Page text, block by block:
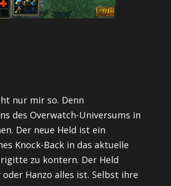
nur mir so. Denn
des Overwatch-Universums in
Der neue Held ist ein
Knock-Back in das aktuelle
zu kontern. Der Held
Hanzo alles ist. Selbst ihre